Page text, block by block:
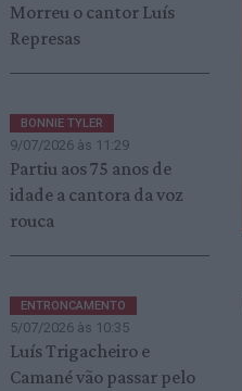
Morreu o cantor Luís
Represas
BONNIE TYLER
9/07/2026 às 11:29
Partiu aos 75 anos de
idade a cantora da voz
rouca
ENTRONCAMENTO
5/07/2026 às 10:35
Luís Trigacheiro e
Camané vão passar pelo